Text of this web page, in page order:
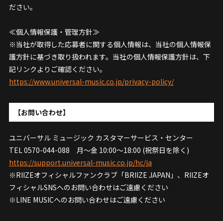
ださい。
≪個人情報保護・管理方針≫
※当社が取得した応募者に関する個人情報は、当社の個人情報保
護方針に基づき取り扱われます。当社の個人情報保護方針は、下
記リンクよりご確認ください。
https://www.universal-music.co.jp/privacy-policy/
【お問い合わせ】
ユニバーサル ミュージック カスタマーサービス・センター
TEL 0570-044-088 月～金 10:00～18:00 (祝祭日を除く)
https://support.universal-music.co.jp/hc/ja
※RIIZEオフィシャルファンクラブ「BRIIZE JAPAN」、RIIZEオ
フィシャルSNSへのお問い合わせはご遠慮ください
※LINE MUSICへのお問い合わせはご遠慮ください